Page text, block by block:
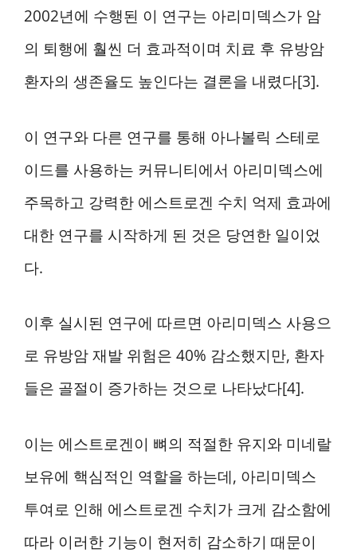
2002년에 수행된 이 연구는 아리미덱스가 암
의 퇴행에 훨씬 더 효과적이며 치료 후 유방암
환자의 생존율도 높인다는 결론을 내렸다[3].
이 연구와 다른 연구를 통해 아나볼릭 스테로
이드를 사용하는 커뮤니티에서 아리미덱스에
주목하고 강력한 에스트로겐 수치 억제 효과에
대한 연구를 시작하게 된 것은 당연한 일이었
다.
이후 실시된 연구에 따르면 아리미덱스 사용으
로 유방암 재발 위험은 40% 감소했지만, 환자
들은 골절이 증가하는 것으로 나타났다[4].
이는 에스트로겐이 뼈의 적절한 유지와 미네랄
보유에 핵심적인 역할을 하는데, 아리미덱스
투여로 인해 에스트로겐 수치가 크게 감소함에
따라 이러한 기능이 현저히 감소하기 때문이